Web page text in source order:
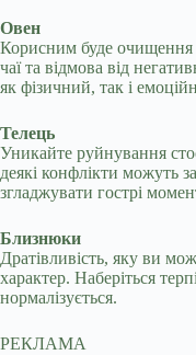
Овен
Корисним буде очищення
чаї та відмова від
як фізичний, так і
Телець
Уникайте руйнування
деякі конфлікти можуть
згладжувати гострі
Близнюки
Дратівливість, яку ви
характер. Наберіться
нормалізується.
РЕКЛАМА